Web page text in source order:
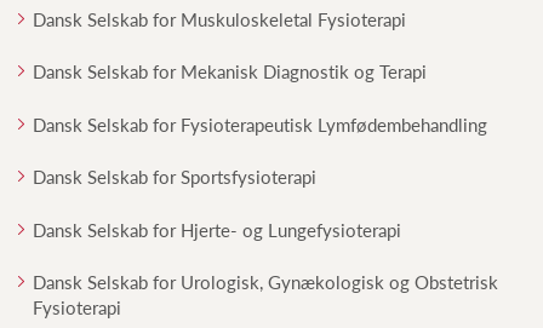
Dansk Selskab for Muskuloskeletal Fysioterapi
Dansk Selskab for Mekanisk Diagnostik og Terapi
Dansk Selskab for Fysioterapeutisk Lymfødembehandling
Dansk Selskab for Sportsfysioterapi
Dansk Selskab for Hjerte- og Lungefysioterapi
Dansk Selskab for Urologisk, Gynækologisk og Obstetrisk
Fysioterapi